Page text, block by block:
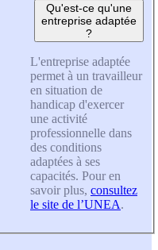
Qu'est-ce qu'une
entreprise adaptée
?
L'entreprise adaptée
permet à un travailleur
en situation de
handicap d'exercer
une activité
professionnelle dans
des conditions
adaptées à ses
capacités. Pour en
savoir plus, consultez
le site de l’UNEA.